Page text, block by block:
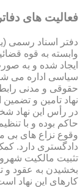
فعالیت های
دفتر اسناد رسمی
وابسته به قوه
ایجاد شده و به
سیاسی اداره می
حقوقی و مدنی
نهاد تامین و
در رأس این نهاد
حاکم بوده و با
وقوع نزاع های بی
دادگستری دارد.
تثبیت مالکیت
بخشیدن به عقود و
کارهای این نهاد